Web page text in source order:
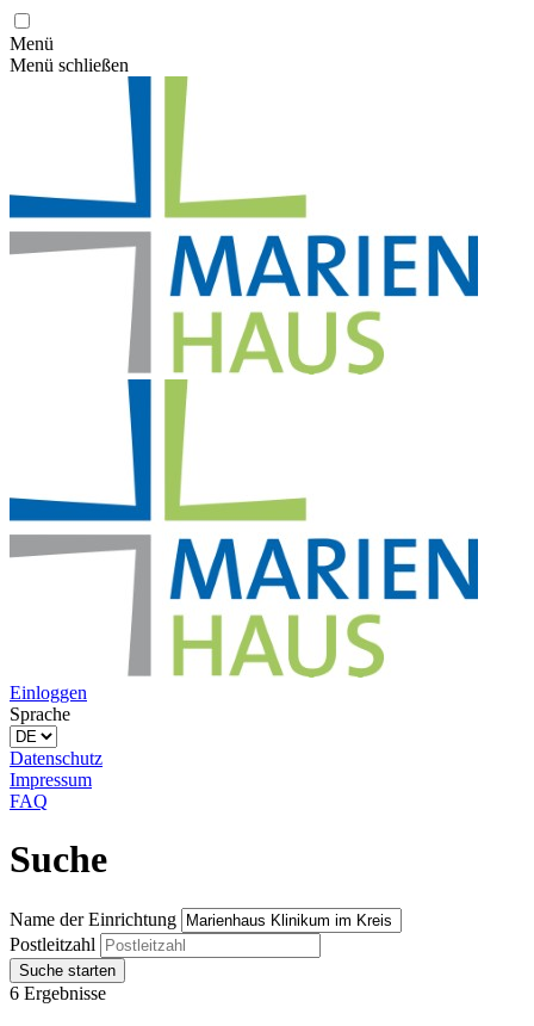
Menü
Menü schließen
Einloggen
Sprache
Datenschutz
Impressum
FAQ
Suche
Name der Einrichtung
Postleitzahl
Suche starten
6 Ergebnisse